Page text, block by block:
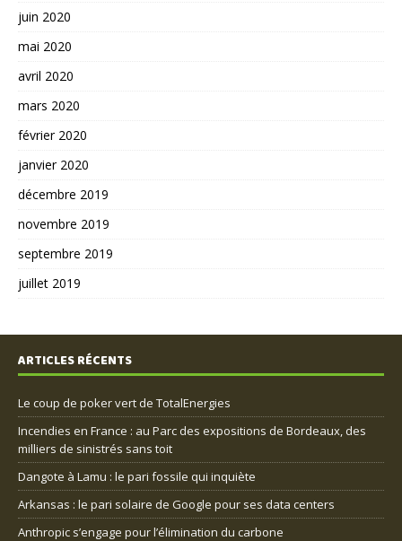
juin 2020
mai 2020
avril 2020
mars 2020
février 2020
janvier 2020
décembre 2019
novembre 2019
septembre 2019
juillet 2019
ARTICLES RÉCENTS
Le coup de poker vert de TotalEnergies
Incendies en France : au Parc des expositions de Bordeaux, des
milliers de sinistrés sans toit
Dangote à Lamu : le pari fossile qui inquiète
Arkansas : le pari solaire de Google pour ses data centers
Anthropic s’engage pour l’élimination du carbone